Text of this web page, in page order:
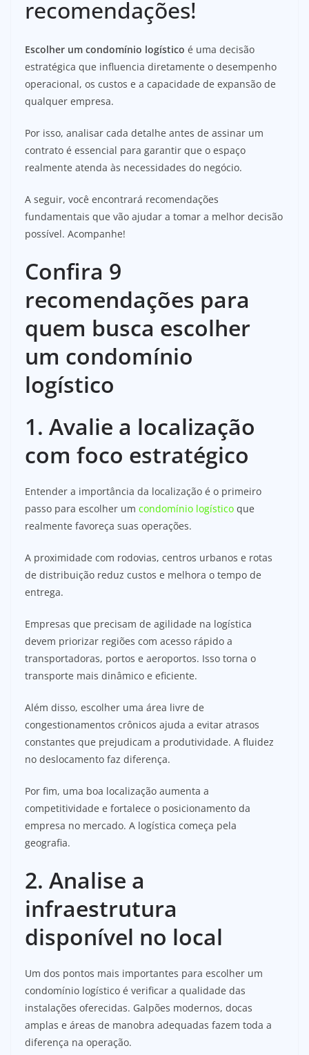
recomendações!
Escolher um condomínio logístico é uma decisão
estratégica que influencia diretamente o desempenho
operacional, os custos e a capacidade de expansão de
qualquer empresa.
Por isso, analisar cada detalhe antes de assinar um
contrato é essencial para garantir que o espaço
realmente atenda às necessidades do negócio.
A seguir, você encontrará recomendações
fundamentais que vão ajudar a tomar a melhor decisão
possível. Acompanhe!
Confira 9
recomendações para
quem busca escolher
um condomínio
logístico
1. Avalie a localização
com foco estratégico
Entender a importância da localização é o primeiro
passo para escolher um condomínio logístico que
realmente favoreça suas operações.
A proximidade com rodovias, centros urbanos e rotas
de distribuição reduz custos e melhora o tempo de
entrega.
Empresas que precisam de agilidade na logística
devem priorizar regiões com acesso rápido a
transportadoras, portos e aeroportos. Isso torna o
transporte mais dinâmico e eficiente.
Além disso, escolher uma área livre de
congestionamentos crônicos ajuda a evitar atrasos
constantes que prejudicam a produtividade. A fluidez
no deslocamento faz diferença.
Por fim, uma boa localização aumenta a
competitividade e fortalece o posicionamento da
empresa no mercado. A logística começa pela
geografia.
2. Analise a
infraestrutura
disponível no local
Um dos pontos mais importantes para escolher um
condomínio logístico é verificar a qualidade das
instalações oferecidas. Galpões modernos, docas
amplas e áreas de manobra adequadas fazem toda a
diferença na operação.